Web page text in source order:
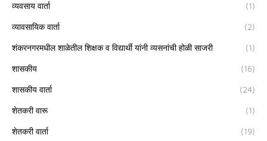
व्यवसाय वार्ता (1)
व्यावसायिक वार्ता (2)
शंकरनगरमधील शाळेतील शिक्षक व विद्यार्थी यांनी व्यसनांची होळी साजरी (1)
शासकीय (16)
शासकीय वार्ता (24)
शेतकरी वारू (1)
शेतकरी वार्ता (19)